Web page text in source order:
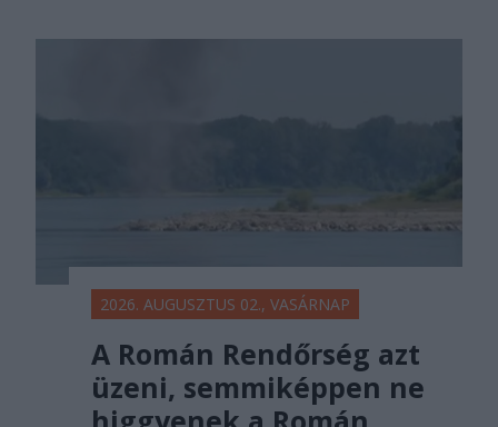
2026. AUGUSZTUS 02., VASÁRNAP
A Román Rendőrség azt
üzeni, semmiképpen ne